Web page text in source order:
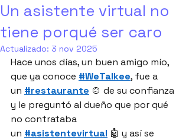
Un asistente virtual no
tiene porqué ser caro
Actualizado: 3 nov 2025
Hace unos días, un buen amigo mío,
que ya conoce #WeTalkee, fue a
un #restaurante 🍲 de su confianza
y le preguntó al dueño que por qué
no contrataba
un #asistentevirtual 🤖 y así se